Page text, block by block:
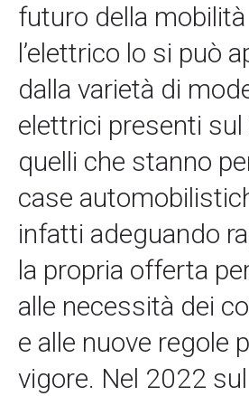
futuro della
l’elettrico lo si può
dalla varietà di
elettrici presenti
quelli che stanno
case
infatti adeguando
la propria offerta
alle necessità dei
e alle nuove regole
vigore. Nel 2022